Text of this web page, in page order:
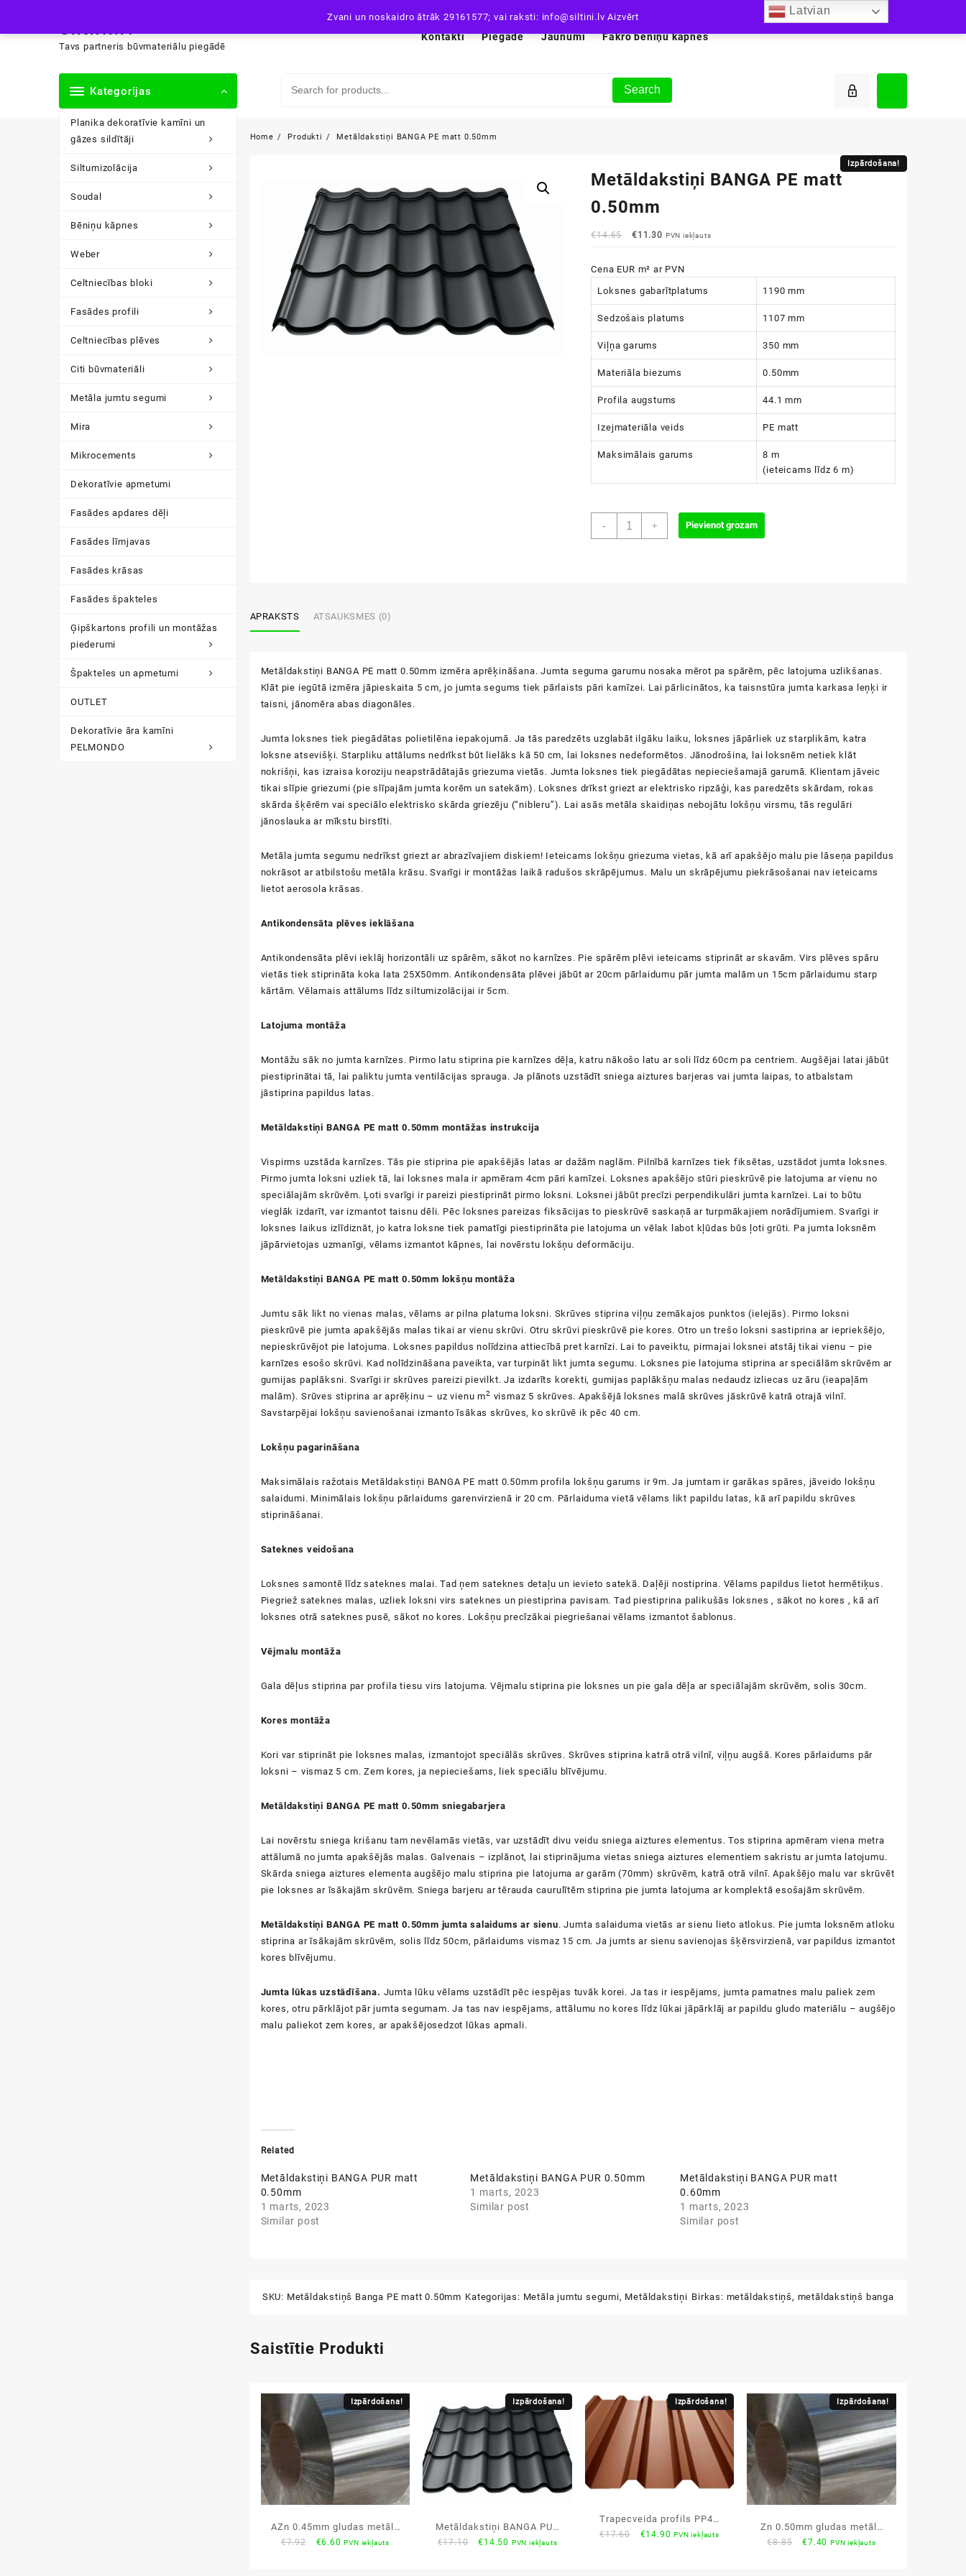
Zvani un noskaidro ātrāk 29161577; vai raksti: info@siltini.lvAizvērt
content
siltini.lv
Tavs partneris būvmateriālu piegādē
Kontakti Piegāde Jaunumi Fakro bēniņu kāpnes
Kategorijas
Planika dekoratīvie kamīni un
gāzes sildītāji
Siltumizolācija
Soudal
Bēniņu kāpnes
Weber
Celtniecības bloki
Fasādes profili
Celtniecības plēves
Citi būvmateriāli
Metāla jumtu segumi
Mira
Mikrocements
Dekoratīvie apmetumi
Fasādes apdares dēļi
Fasādes līmjavas
Fasādes krāsas
Fasādes špakteles
Ģipškartons profili un montāžas
piederumi
Špakteles un apmetumi
OUTLET
Dekoratīvie āra kamīni
PELMONDO
Search
Home Produkti Metāldakstiņi BANGA PE matt 0.50mm
Izpārdošana!
Metāldakstiņi BANGA PE matt
0.50mm
€14.65
Original
was:
€14.65.
€11.30Current
is:
€11.30.
PVN iekļauts
Cena EUR m² ar PVN
Loksnes gabarītplatums
1190 mm
Sedzošais platums 1107 mm
Viļņa garums 350 mm
Materiāla biezums 0.50mm
Profila augstums 44.1 mm
Izejmateriāla veids PE matt
Maksimālais garums
8 m
(ieteicams līdz 6 m)
-
Metāldakstiņi
+ Pievienot grozam
Izpārdošana!
APRAKSTS ATSAUKSMES (0)
Metāldakstiņi BANGA PE matt 0.50mm izmēra aprēķināšana. Jumta seguma garumu nosaka mērot pa spārēm, pēc latojuma uzlikšanas.
Klāt pie iegūtā izmēra jāpieskaita 5 cm, jo jumta segums tiek pārlaists pāri karnīzei. Lai pārlicinātos, ka taisnstūra jumta karkasa leņķi ir
taisni, jānomēra abas diagonāles.
Jumta loksnes tiek piegādātas polietilēna iepakojumā. Ja tās paredzēts uzglabāt ilgāku laiku, loksnes jāpārliek uz starplikām, katra
loksne atsevišķi. Starpliku attālums nedrīkst būt lielāks kā 50 cm, lai loksnes nedeformētos. Jānodrošina, lai loksnēm netiek klāt
nokrišņi, kas izraisa koroziju neapstrādātajās griezuma vietās. Jumta loksnes tiek piegādātas nepieciešamajā garumā. Klientam jāveic
tikai slīpie griezumi (pie slīpajām jumta korēm un satekām). Loksnes drīkst griezt ar elektrisko ripzāģi, kas paredzēts skārdam, rokas
skārda šķērēm vai speciālo elektrisko skārda griezēju (“nibleru”). Lai asās metāla skaidiņas nebojātu lokšņu virsmu, tās regulāri
jānoslauka ar mīkstu birstīti.
Metāla jumta segumu nedrīkst griezt ar abrazīvajiem diskiem! Ieteicams lokšņu griezuma vietas, kā arī apakšējo malu pie lāseņa papildus
nokrāsot ar atbilstošu metāla krāsu. Svarīgi ir montāžas laikā radušos skrāpējumus. Malu un skrāpējumu piekrāsošanai nav ieteicams
lietot aerosola krāsas.
Antikondensāta plēves ieklāšana
Antikondensāta plēvi ieklāj horizontāli uz spārēm, sākot no karnīzes. Pie spārēm plēvi ieteicams stiprināt ar skavām. Virs plēves spāru
vietās tiek stiprināta koka lata 25X50mm. Antikondensāta plēvei jābūt ar 20cm pārlaidumu pār jumta malām un 15cm pārlaidumu starp
kārtām. Vēlamais attālums līdz siltumizolācijai ir 5cm.
Latojuma montāža
Montāžu sāk no jumta karnīzes. Pirmo latu stiprina pie karnīzes dēļa, katru nākošo latu ar soli līdz 60cm pa centriem. Augšējai latai jābūt
piestiprinātai tā, lai paliktu jumta ventilācijas sprauga. Ja plānots uzstādīt sniega aiztures barjeras vai jumta laipas, to atbalstam
jāstiprina papildus latas.
Metāldakstiņi BANGA PE matt 0.50mm montāžas instrukcija
Vispirms uzstāda karnīzes. Tās pie stiprina pie apakšējās latas ar dažām naglām. Pilnībā karnīzes tiek fiksētas, uzstādot jumta loksnes.
Pirmo jumta loksni uzliek tā, lai loksnes mala ir apmēram 4cm pāri karnīzei. Loksnes apakšējo stūri pieskrūvē pie latojuma ar vienu no
speciālajām skrūvēm. Ļoti svarīgi ir pareizi piestiprināt pirmo loksni. Loksnei jābūt precīzi perpendikulāri jumta karnīzei. Lai to būtu
vieglāk izdarīt, var izmantot taisnu dēli. Pēc loksnes pareizas fiksācijas to pieskrūvē saskaņā ar turpmākajiem norādījumiem. Svarīgi ir
loksnes laikus izlīdiznāt, jo katra loksne tiek pamatīgi piestiprināta pie latojuma un vēlak labot kļūdas būs ļoti grūti. Pa jumta loksnēm
jāpārvietojas uzmanīgi, vēlams izmantot kāpnes, lai novērstu lokšņu deformāciju.
Metāldakstiņi BANGA PE matt 0.50mm lokšņu montāža
Jumtu sāk likt no vienas malas, vēlams ar pilna platuma loksni. Skrūves stiprina viļņu zemākajos punktos (ielejās). Pirmo loksni
pieskrūvē pie jumta apakšējās malas tikai ar vienu skrūvi. Otru skrūvi pieskrūvē pie kores. Otro un trešo loksni sastiprina ar iepriekšējo,
nepieskrūvējot pie latojuma. Loksnes papildus nolīdzina attiecībā pret karnīzi. Lai to paveiktu, pirmajai loksnei atstāj tikai vienu – pie
karnīzes esošo skrūvi. Kad nolīdzināšana paveikta, var turpināt likt jumta segumu. Loksnes pie latojuma stiprina ar speciālām skrūvēm ar
gumijas paplāksni. Svarīgi ir skrūves pareizi pievilkt. Ja izdarīts korekti, gumijas paplākšņu malas nedaudz izliecas uz āru (ieapaļām
malām). Srūves stiprina ar aprēķinu – uz vienu m2 vismaz 5 skrūves. Apakšējā loksnes malā skrūves jāskrūvē katrā otrajā vilnī.
Savstarpējai lokšņu savienošanai izmanto īsākas skrūves, ko skrūvē ik pēc 40 cm.
Lokšņu pagarināšana
Maksimālais ražotais Metāldakstiņi BANGA PE matt 0.50mm profila lokšņu garums ir 9m. Ja jumtam ir garākas spāres, jāveido lokšņu
salaidumi. Minimālais lokšņu pārlaidums garenvirzienā ir 20 cm. Pārlaiduma vietā vēlams likt papildu latas, kā arī papildu skrūves
stiprināšanai.
Sateknes veidošana
Loksnes samontē līdz sateknes malai. Tad ņem sateknes detaļu un ievieto satekā. Daļēji nostiprina. Vēlams papildus lietot hermētiķus.
Piegriež sateknes malas, uzliek loksni virs sateknes un piestiprina pavisam. Tad piestiprina palikušās loksnes , sākot no kores , kā arī
loksnes otrā sateknes pusē, sākot no kores. Lokšņu precīzākai piegriešanai vēlams izmantot šablonus.
Vējmalu montāža
Gala dēļus stiprina par profila tiesu virs latojuma. Vējmalu stiprina pie loksnes un pie gala dēļa ar speciālajām skrūvēm, solis 30cm.
Kores montāža
Kori var stiprināt pie loksnes malas, izmantojot speciālās skrūves. Skrūves stiprina katrā otrā vilnī, viļņu augšā. Kores pārlaidums pār
loksni – vismaz 5 cm. Zem kores, ja nepieciešams, liek speciālu blīvējumu.
Metāldakstiņi BANGA PE matt 0.50mm sniegabarjera
Lai novērstu sniega krišanu tam nevēlamās vietās, var uzstādīt divu veidu sniega aiztures elementus. Tos stiprina apmēram viena metra
attālumā no jumta apakšējās malas. Galvenais – izplānot, lai stiprinājuma vietas sniega aiztures elementiem sakristu ar jumta latojumu.
Skārda sniega aiztures elementa augšējo malu stiprina pie latojuma ar garām (70mm) skrūvēm, katrā otrā vilnī. Apakšējo malu var skrūvēt
pie loksnes ar īsākajām skrūvēm. Sniega barjeru ar tērauda caurulītēm stiprina pie jumta latojuma ar komplektā esošajām skrūvēm.
Metāldakstiņi BANGA PE matt 0.50mm jumta salaidums ar sienu. Jumta salaiduma vietās ar sienu lieto atlokus. Pie jumta loksnēm atloku
stiprina ar īsākajām skrūvēm, solis līdz 50cm, pārlaidums vismaz 15 cm. Ja jumts ar sienu savienojas šķērsvirzienā, var papildus izmantot
kores blīvējumu.
Jumta lūkas uzstādīšana. Jumta lūku vēlams uzstādīt pēc iespējas tuvāk korei. Ja tas ir iespējams, jumta pamatnes malu paliek zem
kores, otru pārklājot pār jumta segumam. Ja tas nav iespējams, attālumu no kores līdz lūkai jāpārklāj ar papildu gludo materiālu – augšējo
malu paliekot zem kores, ar apakšējosedzot lūkas apmali.
Related
Metāldakstiņi BANGA PUR matt
0.50mm
1 marts, 2023
Similar post
Metāldakstiņi BANGA PUR 0.50mm
1 marts, 2023
Similar post
Metāldakstiņi BANGA PUR matt
0.60mm
1 marts, 2023
Similar post
SKU: Metāldakstiņš Banga PE matt 0.50mm Kategorijas: Metāla jumtu segumi, Metāldakstiņi Birkas: metāldakstiņš , metāldakstiņš banga
Saistītie Produkti
Izpārdošana!
AZn 0.45mm gludas metāla
loksnes
€7.92
Original
€6.60 Current
PVN iekļauts
Izpārdošana!
Metāldakstiņi BANGA PUR
matt 0.50mm
€17.10
Original
€14.50 Current
PVN iekļauts
Izpārdošana!
Trapecveida profils PP45
PUR matt 0.50mm
€17.60
Original
€14.90 Current
PVN iekļauts
Izpārdošana!
Zn 0.50mm gludas metāla
loksnes
€8.85
Original
€7.40 Current
PVN iekļauts
Latvian